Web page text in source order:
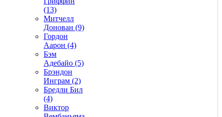
(13)
Митчелл
Донован (9)
Гордон
Аарон (4)
Бэм
Адебайо (5)
Брэндон
Инграм (2)
Бредли Бил
(4)
Виктор